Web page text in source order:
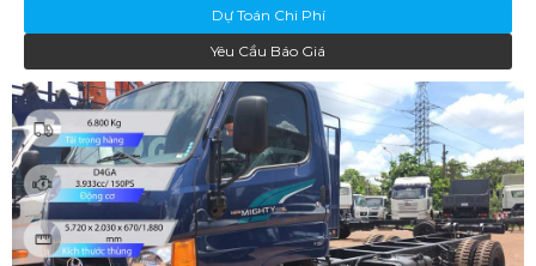
Dự Toán Chi Phí
Yêu Cầu Báo Giá